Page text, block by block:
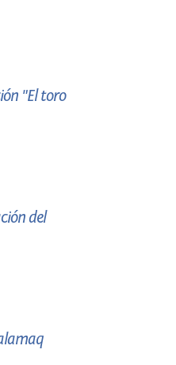
"El toro
del